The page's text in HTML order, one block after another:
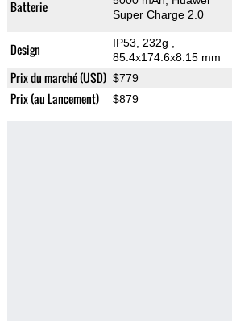
Batterie
Super Charge 2.0
Design IP53, 232g
85.4x174.6x8.15 mm
Prix du marché (USD) $779
Prix (au Lancement) $879